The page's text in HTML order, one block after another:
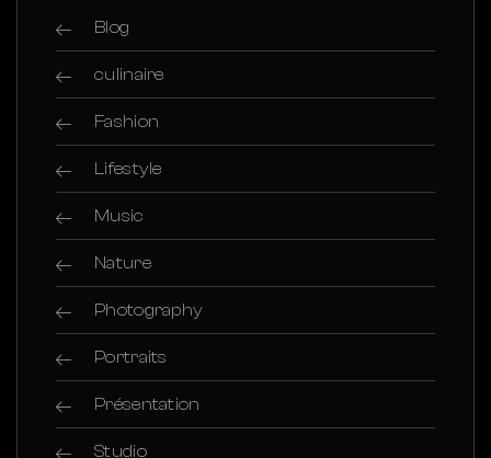
Blog
culinaire
Fashion
Lifestyle
Music
Nature
Photography
Portraits
Présentation
Studio